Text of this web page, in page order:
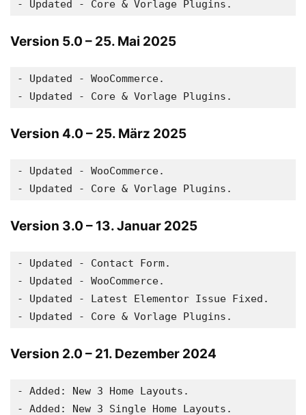
Version 5.0 – 25. Mai 2025
- Updated - WooCommerce.
Version 4.0 – 25. März 2025
- Updated - WooCommerce.
Version 3.0 – 13. Januar 2025
- Updated - Contact Form.
- Updated - WooCommerce.
- Updated - Latest Elementor Issue Fixed.
Version 2.0 – 21. Dezember 2024
- Added: New 3 Home Layouts.
- Added: New 3 Single Home Layouts.